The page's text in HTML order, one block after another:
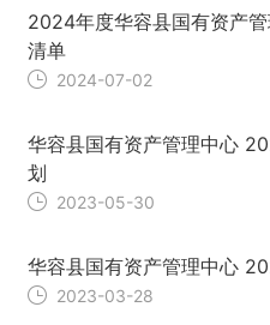
2024年度华容县国有资产
清单
2024-07-02
华容县国有资产管理中心
划
2023-05-30
华容县国有资产管理中心
2023-03-28